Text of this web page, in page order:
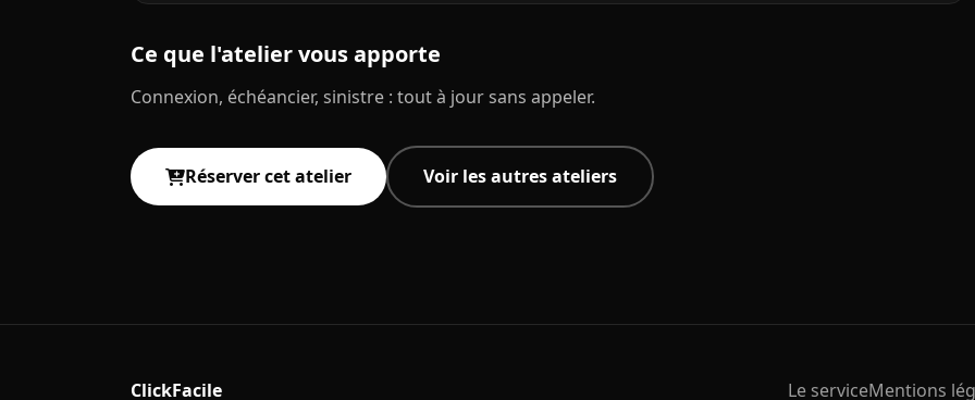
Ce que l'atelier vous apporte
Connexion, échéancier, sinistre : tout à jour sans appeler.
Réserver cet atelier Voir les autres ateliers
ClickFacile Le serviceMentions